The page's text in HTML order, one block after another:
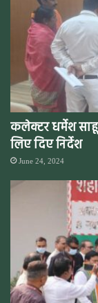
कलेक्टर धर्मेश
लिए दिए निर्देश
June 24, 2024